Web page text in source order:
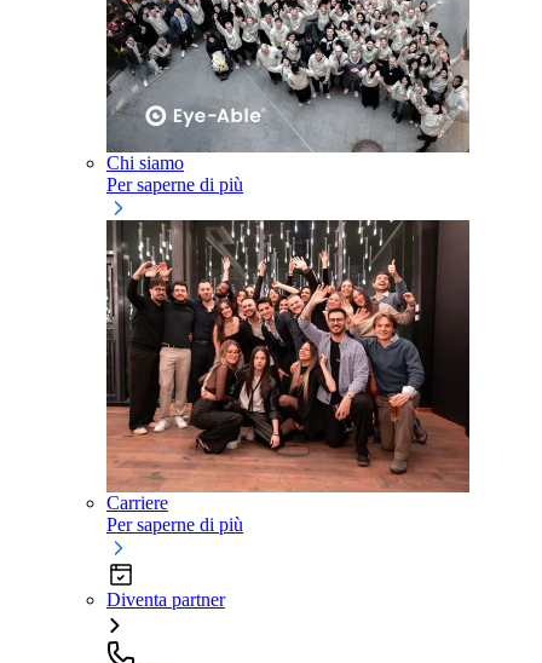
Chi siamo
Per saperne di più
Carriere
Per saperne di più
Diventa partner